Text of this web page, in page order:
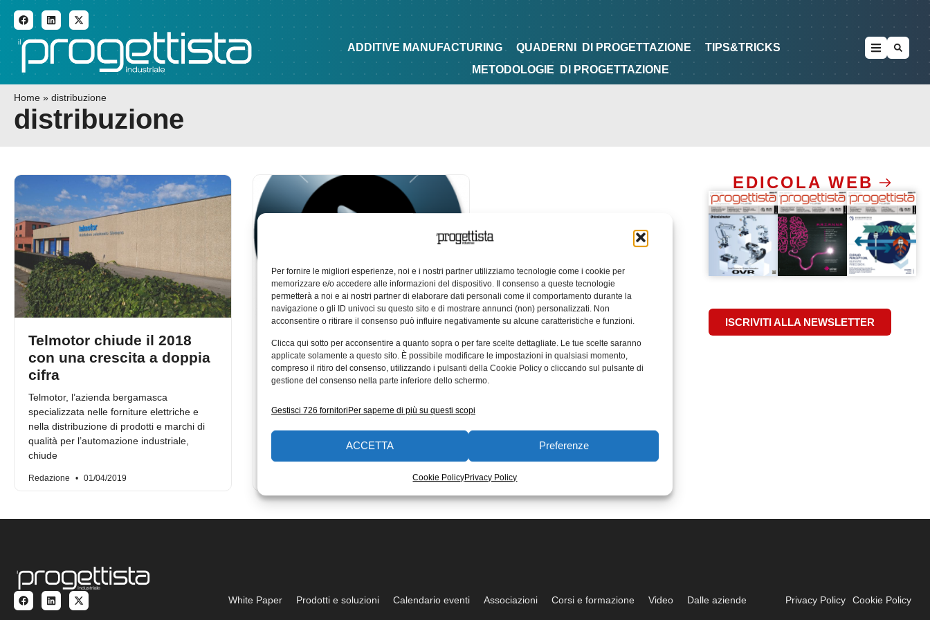
Per fornire le migliori esperienze, noi e i nostri partner utilizziamo tecnologie come i cookie per
memorizzare e/o accedere alle informazioni del dispositivo. Il consenso a queste tecnologie
permetterà a noi e ai nostri partner di elaborare dati personali come il comportamento durante la
navigazione o gli ID univoci su questo sito e di mostrare annunci (non) personalizzati. Non
acconsentire o ritirare il consenso può influire negativamente su alcune caratteristiche e funzioni.
Clicca qui sotto per acconsentire a quanto sopra o per fare scelte dettagliate. Le tue scelte saranno
applicate solamente a questo sito. È possibile modificare le impostazioni in qualsiasi momento,
compreso il ritiro del consenso, utilizzando i pulsanti della Cookie Policy o cliccando sul pulsante di
gestione del consenso nella parte inferiore dello schermo.
Gestisci 726 fornitoriPer saperne di più su questi scopi
ACCETTA Preferenze
Cookie PolicyPrivacy Policy
ADDITIVE MANUFACTURING QUADERNI DI PROGETTAZIONE TIPS&TRICKS METODOLOGIE DI PROGETTAZIONE
ADDITIVE MANUFACTURING QUADERNI DI PROGETTAZIONE
TIPS&TRICKS
METODOLOGIE
DI PROGETTAZIONE
Home » distribuzione
distribuzione
Telmotor chiude il 2018
con una crescita a doppia
cifra
Telmotor, l’azienda bergamasca
specializzata nelle forniture elettriche e
nella distribuzione di prodotti e marchi di
qualità per l’automazione industriale,
chiude
Redazione 01/04/2019
Una rete di successi
grazie alla strategia di
specializzazione per
Dassault Systèmes Italia, filiale italiana
della multinazionale francese leader nelle
tecnologie di progettazione 3D,
simulazione avanzata e realtà virtuale, ha
EDICOLA WEB
ISCRIVITI ALLA NEWSLETTER
White Paper Prodotti e soluzioni Calendario eventi Associazioni Corsi e formazione Video Dalle aziende Privacy Policy Cookie Policy